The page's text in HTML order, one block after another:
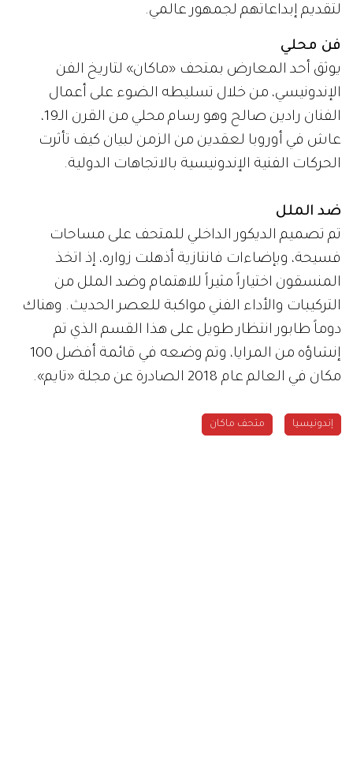
لتقديم إبداعاتهم لجمهور عالمي.
فن محلي
يوثق أحد المعارض بمتحف «ماكان» لتاريخ الفن
الإندونيسي، من خلال تسليطه الضوء على أعمال
الفنان رادين صالح وهو رسام محلي من القرن الـ19،
عاش في أوروبا لعقدين من الزمن لبيان كيف تأثرت
الحركات الفنية الإندونيسية بالاتجاهات الدولية.
ضد الملل
تم تصميم الديكور الداخلي للمتحف على مساحات
فسيحة، وبإضاءات فانتازية أذهلت زواره، إذ اتخذ
المنسقون اختياراً مثيراً للاهتمام وضد الملل من
التركيبات والأداء الفني مواكبة للعصر الحديث. وهناك
دوماً طابور انتظار طويل على هذا القسم الذي تم
إنشاؤه من المرايا، وتم وضعه في قائمة أفضل 100
مكان في العالم عام 2018 الصادرة عن مجلة «تايم».
إندونيسيا متحف ماكان